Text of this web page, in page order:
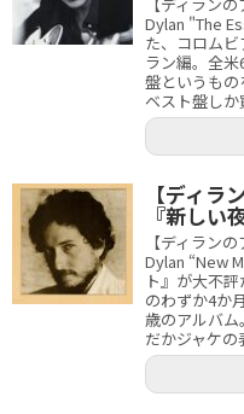
Dylan "The
た、コロム
ラン編。全
盤というも
ベスト盤しか
【ディラ
『新しい
【ディラン
Dylan “New
ト』が大不
のわずか4か
歳のアルバ
だかジャケの